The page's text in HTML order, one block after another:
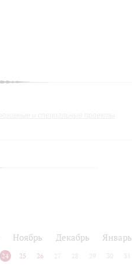
Ноябрь Декабрь Январь
24 25 26 27 28 29 30 31